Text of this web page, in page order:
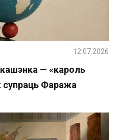
— «кароль
супраць Фаража
12.07.2026